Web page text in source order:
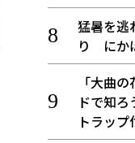
猛暑を逃
り にか
「大曲
ドで知
トラップ